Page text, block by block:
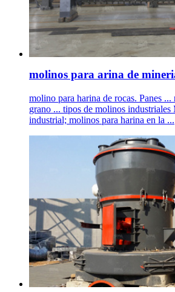
molinos para arina de
molino para harina de rocas. Panes
grano ... tipos de molinos
industrial; molinos para harina en la ...